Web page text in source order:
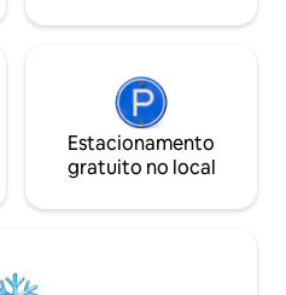
Estacionamento
gratuito no local